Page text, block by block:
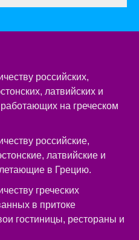
российских,
латвийских и
на греческом
российские,
латвийские и
в Грецию.
греческих
в притоке
гостиницы, рестораны и